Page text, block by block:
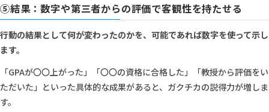
⑤結果：数字や第三者からの評価で客観性を持たせる
行動の結果として何が変わったのかを、可能であれば数字を使って示し
ます。
「GPAが〇〇上がった」「〇〇の資格に合格した」「教授から評価をい
ただいた」といった具体的な成果があると、ガクチカの説得力が増しま
す。